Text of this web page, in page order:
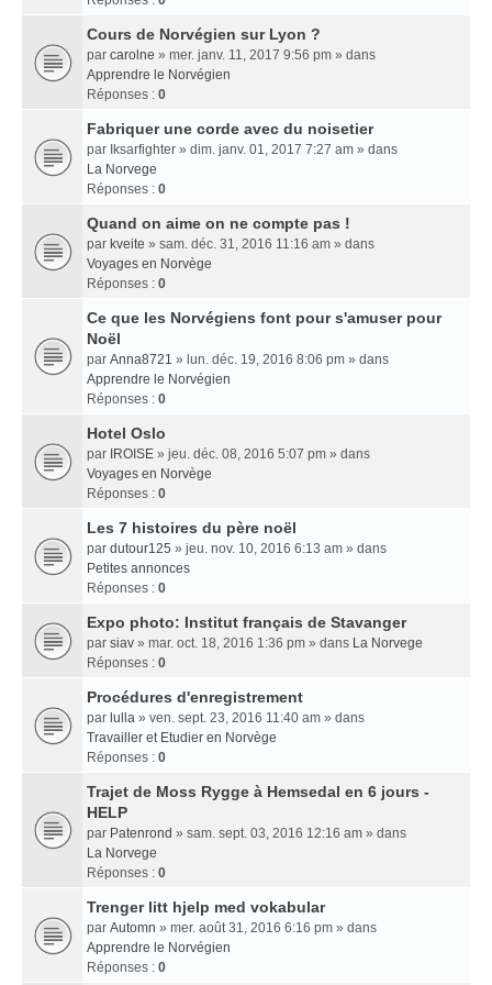
Cours de Norvégien sur Lyon ?
par carolne » mer. janv. 11, 2017 9:56 pm » dans
Apprendre le Norvégien
Réponses : 0
Fabriquer une corde avec du noisetier
par Iksarfighter » dim. janv. 01, 2017 7:27 am » dans
La Norvege
Réponses : 0
Quand on aime on ne compte pas !
par kveite » sam. déc. 31, 2016 11:16 am » dans
Voyages en Norvège
Réponses : 0
Ce que les Norvégiens font pour s'amuser pour
Noël
par Anna8721 » lun. déc. 19, 2016 8:06 pm » dans
Apprendre le Norvégien
Réponses : 0
Hotel Oslo
par IROISE » jeu. déc. 08, 2016 5:07 pm » dans
Voyages en Norvège
Réponses : 0
Les 7 histoires du père noël
par dutour125 » jeu. nov. 10, 2016 6:13 am » dans
Petites annonces
Réponses : 0
Expo photo: Institut français de Stavanger
par siav » mar. oct. 18, 2016 1:36 pm » dans La Norvege
Réponses : 0
Procédures d'enregistrement
par lulla » ven. sept. 23, 2016 11:40 am » dans
Travailler et Etudier en Norvège
Réponses : 0
Trajet de Moss Rygge à Hemsedal en 6 jours -
HELP
par Patenrond » sam. sept. 03, 2016 12:16 am » dans
La Norvege
Réponses : 0
Trenger litt hjelp med vokabular
par Automn » mer. août 31, 2016 6:16 pm » dans
Apprendre le Norvégien
Réponses : 0